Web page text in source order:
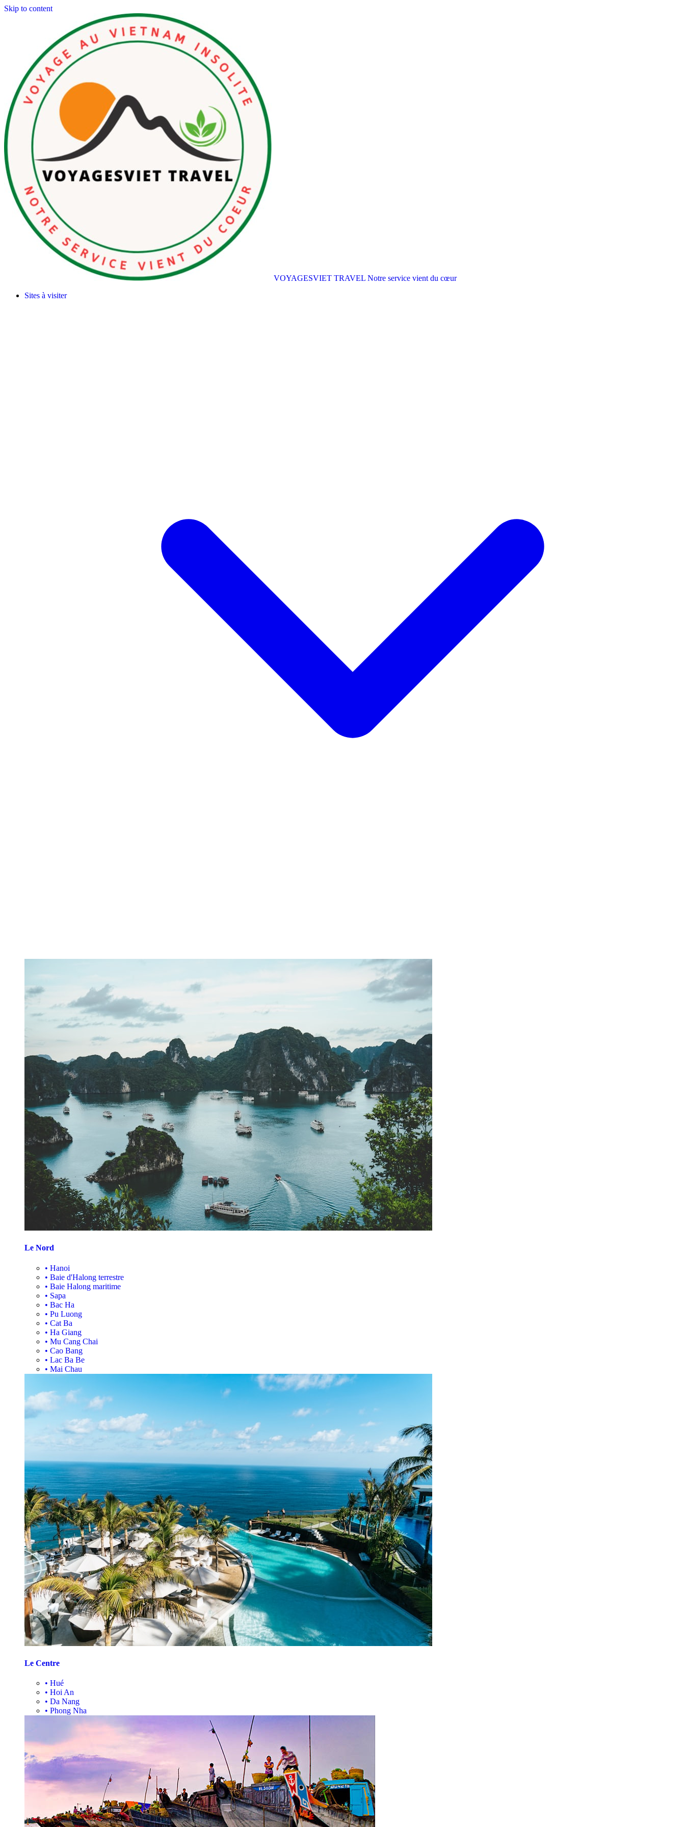
Skip to content
VOYAGESVIET TRAVEL Notre service vient du cœur
Sites à visiter
Le Nord
• Hanoi
• Baie d'Halong terrestre
• Baie Halong maritime
• Sapa
• Bac Ha
• Pu Luong
• Cat Ba
• Ha Giang
• Mu Cang Chai
• Cao Bang
• Lac Ba Be
• Mai Chau
Le Centre
• Hué
• Hoi An
• Da Nang
• Phong Nha